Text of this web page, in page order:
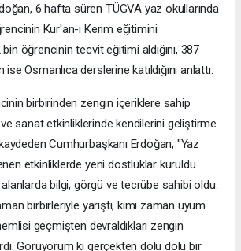
6 hafta süren TÜGVA yaz okullarında
Kur'an-ı Kerim eğitimini
bin öğrencinin tecvit eğitimi aldığını, 387
Osmanlıca derslerine katıldığını anlattı.
birbirinden zengin içeriklere sahip
sanat etkinliklerinde kendilerini geliştirme
kaydeden Cumhurbaşkanı Erdoğan, "Yaz
etkinliklerde yeni dostluklar kuruldu.
alanlarda bilgi, görgü ve tecrübe sahibi oldu.
birbirleriyle yarıştı, kimi zaman uyum
geçmişten devraldıkları zengin
Görüyorum ki gerçekten dolu dolu bir